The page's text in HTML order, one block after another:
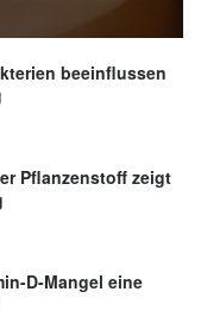
beeinflussen
Pflanzenstoff zeigt
D-Mangel eine